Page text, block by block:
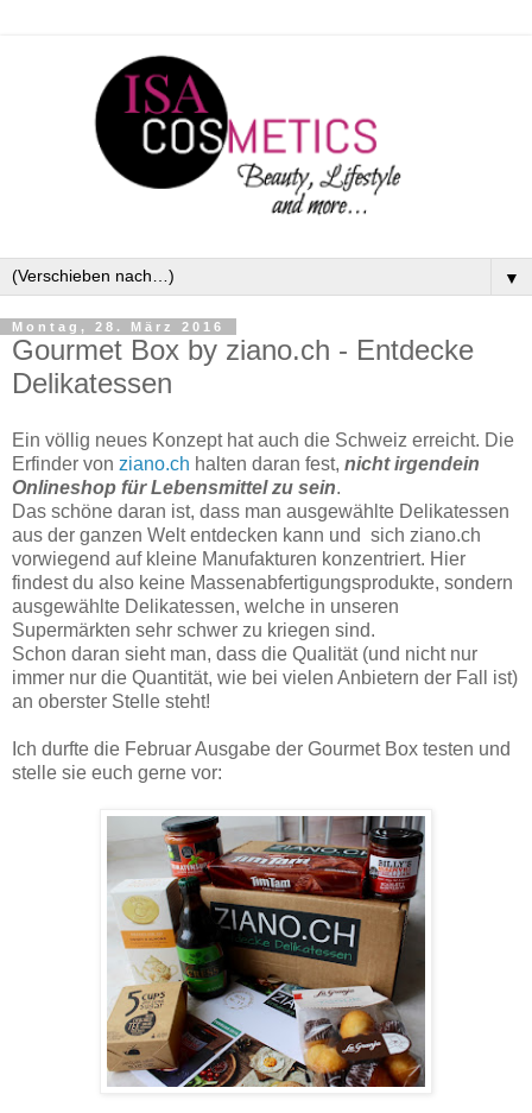
▼
Montag, 28. März 2016
Gourmet Box by ziano.ch - Entdecke
Delikatessen
Ein völlig neues Konzept hat auch die Schweiz erreicht. Die
Erfinder von ziano.ch halten daran fest, nicht irgendein
Onlineshop für Lebensmittel zu sein.
Das schöne daran ist, dass man ausgewählte Delikatessen
aus der ganzen Welt entdecken kann und sich ziano.ch
vorwiegend auf kleine Manufakturen konzentriert. Hier
findest du also keine Massenabfertigungsprodukte, sondern
ausgewählte Delikatessen, welche in unseren
Supermärkten sehr schwer zu kriegen sind.
Schon daran sieht man, dass die Qualität (und nicht nur
immer nur die Quantität, wie bei vielen Anbietern der Fall ist)
an oberster Stelle steht!
Ich durfte die Februar Ausgabe der Gourmet Box testen und
stelle sie euch gerne vor: